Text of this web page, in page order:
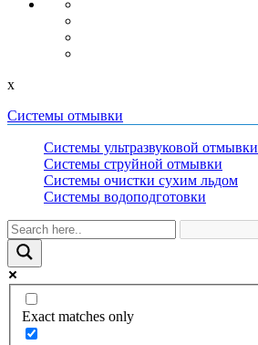
x
Системы отмывки
Системы ультразвуковой отмывки
Системы струйной отмывки
Системы очистки сухим льдом
Системы водоподготовки
Exact matches only